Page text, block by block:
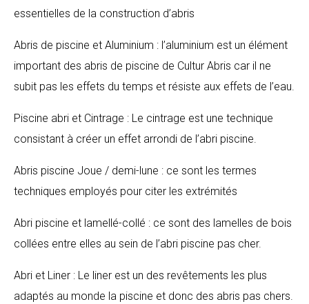
essentielles de la construction d’abris
Abris de piscine et Aluminium : l’aluminium est un élément
important des abris de piscine de Cultur Abris car il ne
subit pas les effets du temps et résiste aux effets de l’eau.
Piscine abri et Cintrage : Le cintrage est une technique
consistant à créer un effet arrondi de l’abri piscine.
Abris piscine Joue / demi-lune : ce sont les termes
techniques employés pour citer les extrémités
Abri piscine et lamellé-collé : ce sont des lamelles de bois
collées entre elles au sein de l’abri piscine pas cher.
Abri et Liner : Le liner est un des revêtements les plus
adaptés au monde la piscine et donc des abris pas chers.